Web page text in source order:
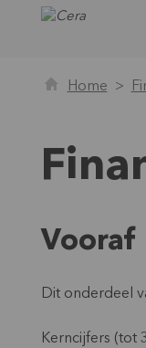
Home
Vooraf
Dit onderdeel
Kerncijfers (tot